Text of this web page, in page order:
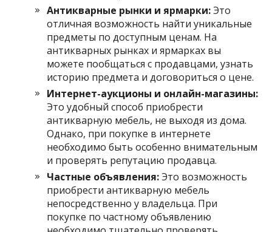
Антикварные рынки и ярмарки:Это
отличная возможность найти уникальные
предметы по доступным ценам. На
антикварных рынках и ярмарках вы
можете пообщаться с продавцами, узнать
историю предмета и договориться о цене.
Интернет-аукционы и онлайн-магазины:
Это удобный способ приобрести
антикварную мебель, не выходя из дома.
Однако, при покупке в интернете
необходимо быть особенно внимательным
и проверять репутацию продавца.
Частные объявления:Это возможность
приобрести антикварную мебель
непосредственно у владельца. При
покупке по частному объявлению